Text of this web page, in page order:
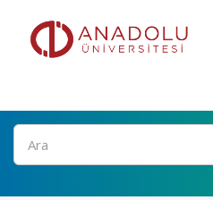
Ara